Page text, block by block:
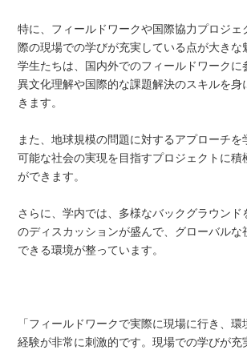
特に、フィールドワークや国際協力プロジェ
際の現場での学びが充実している点が大きな
学生たちは、国内外でのフィールドワークに
異文化理解や国際的な課題解決のスキルを身
きます。
また、地球規模の問題に対するアプローチを
可能な社会の実現を目指すプロジェクトに積
ができます。
さらに、学内では、多様なバックグラウンド
のディスカッションが盛んで、グローバルな
できる環境が整っています。
「フィールドワークで実際に現場に行き、
経験が非常に刺激的です。現場での学びが充